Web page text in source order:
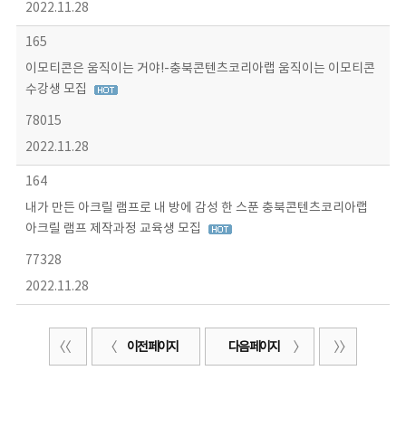
2022.11.28
165
이모티콘은 움직이는 거야!-충북콘텐츠코리아랩 움직이는 이모티콘
수강생 모집
78015
2022.11.28
164
내가 만든 아크릴 램프로 내 방에 감성 한 스푼 충북콘텐츠코리아랩
아크릴 램프 제작과정 교육생 모집
77328
2022.11.28
이전 페이지 다음 페이지